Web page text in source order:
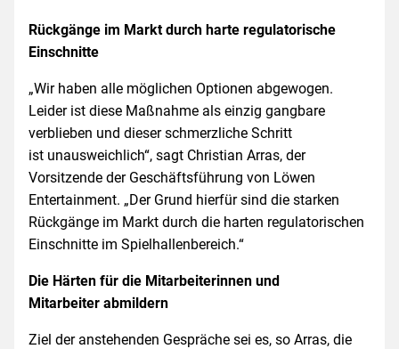
Rückgänge im Markt durch harte regulatorische
Einschnitte
„Wir haben alle möglichen Optionen abgewogen.
Leider ist diese Maßnahme als einzig gangbare
verblieben und dieser schmerzliche Schritt
ist unausweichlich“, sagt Christian Arras, der
Vorsitzende der Geschäftsführung von Löwen
Entertainment. „Der Grund hierfür sind die starken
Rückgänge im Markt durch die harten regulatorischen
Einschnitte im Spielhallenbereich.“
Die Härten für die Mitarbeiterinnen und
Mitarbeiter abmildern
Ziel der anstehenden Gespräche sei es, so Arras, die